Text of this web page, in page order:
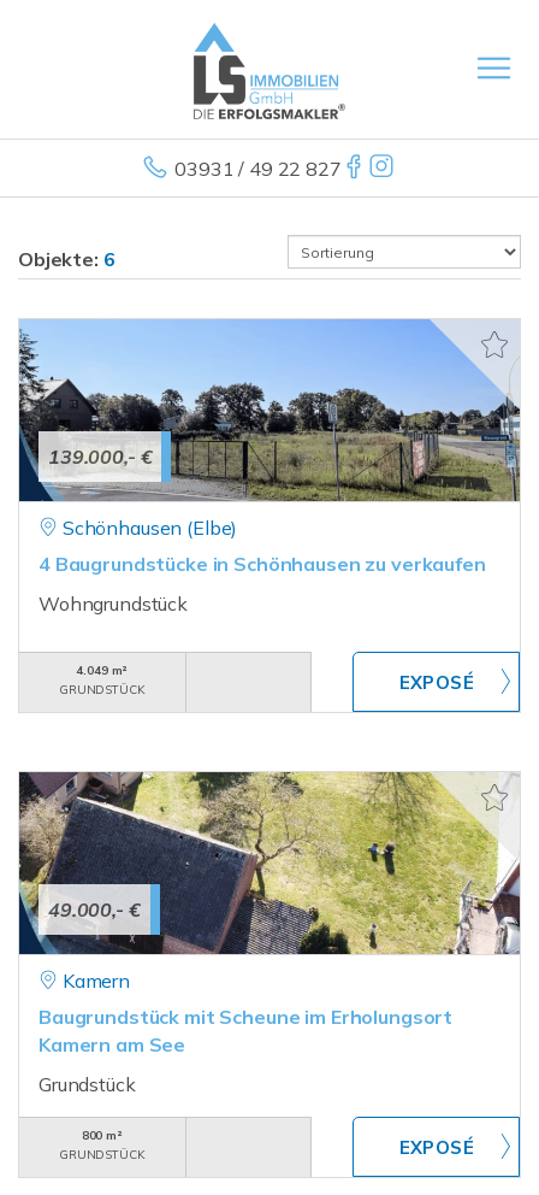
03931 / 49 22 827
Objekte: 6
139.000,- €
Schönhausen (Elbe)
4 Baugrundstücke in Schönhausen zu verkaufen
Wohngrundstück
4.049 m²
GRUNDSTÜCK
49.000,- €
Kamern
Baugrundstück mit Scheune im Erholungsort
Kamern am See
Grundstück
800 m²
GRUNDSTÜCK